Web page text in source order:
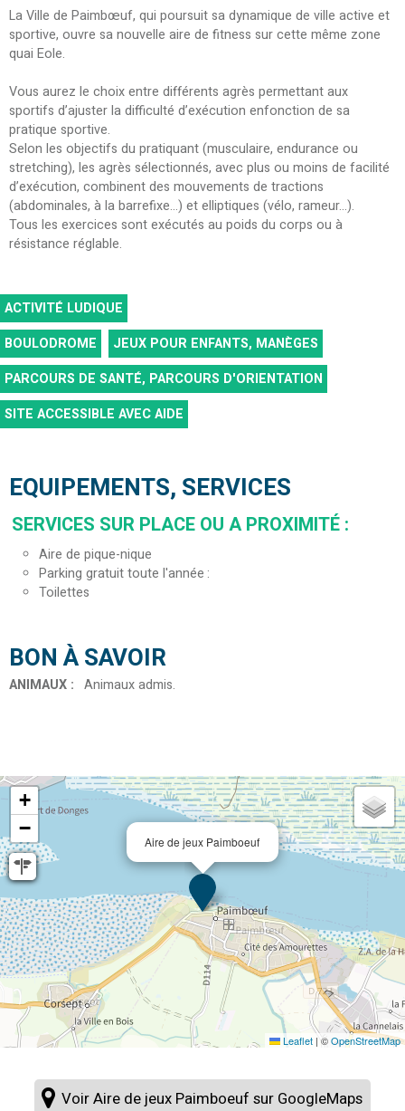
La Ville de Paimbœuf, qui poursuit sa dynamique de ville active et
sportive, ouvre sa nouvelle aire de fitness sur cette même zone
quai Eole.
Vous aurez le choix entre différents agrès permettant aux
sportifs d’ajuster la difficulté d’exécution enfonction de sa
pratique sportive.
Selon les objectifs du pratiquant (musculaire, endurance ou
stretching), les agrès sélectionnés, avec plus ou moins de facilité
d’exécution, combinent des mouvements de tractions
(abdominales, à la barrefixe...) et elliptiques (vélo, rameur...).
Tous les exercices sont exécutés au poids du corps ou à
résistance réglable.
ACTIVITÉ LUDIQUE
BOULODROME
JEUX POUR ENFANTS, MANÈGES
PARCOURS DE SANTÉ, PARCOURS D'ORIENTATION
SITE ACCESSIBLE AVEC AIDE
EQUIPEMENTS, SERVICES
SERVICES SUR PLACE OU A PROXIMITÉ :
Aire de pique-nique
Parking gratuit toute l'année
Toilettes
BON À SAVOIR
ANIMAUX : Animaux admis
Aire de jeux Paimboeuf
+
−
Leaflet | ©OpenStreetMap
Voir Aire de jeux Paimboeuf sur GoogleMaps